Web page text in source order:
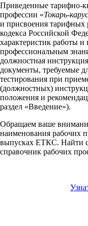
Приведенные тарифно-
профессии «Токарь-
и присвоения тарифных
кодекса Российской
характеристик работы
профессиональным
должностная
документы, требуемые
тестирования при
(должностных)
положения и
раздел «Введение»).
Обращаем ваше
наименования рабочих
выпусках ЕТКС. Найти
справочник рабочих